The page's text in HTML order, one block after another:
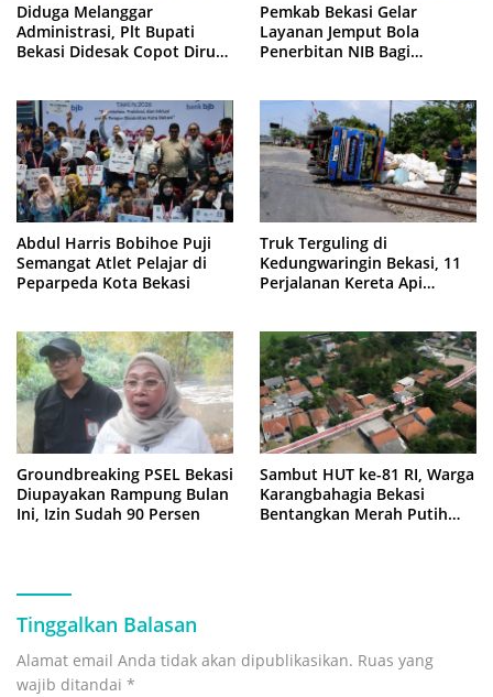
Diduga Melanggar
Administrasi, Plt Bupati
Bekasi Didesak Copot Dirum
Pemkab Bekasi Gelar
Layanan Jemput Bola
Penerbitan NIB Bagi
Abdul Harris Bobihoe Puji
Semangat Atlet Pelajar di
Peparpeda Kota Bekasi
Truk Terguling di
Kedungwaringin Bekasi, 11
Perjalanan Kereta Api
Groundbreaking PSEL Bekasi
Diupayakan Rampung Bulan
Ini, Izin Sudah 90 Persen
Sambut HUT ke-81 RI, Warga
Karangbahagia Bekasi
Bentangkan Merah Putih
Tinggalkan Balasan
Alamat email Anda tidak akan dipublikasikan. Ruas yang
wajib ditandai *